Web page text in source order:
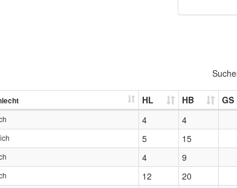
HL HB GS
4
4
5
15
4
9
12
20